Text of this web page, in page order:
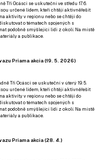
Tři Ocásci se uskuteční ve středu 17. 6.
jsou určené lidem, kteří chtějí aktivněřešit
aktivity v regionu nebo se chtějí do
o tématech spojených s
podobně smýšlející lidi z okolí. Na místě
a publikace.
Priama akcia (19. 5. 2026)
Tři Ocásci se uskuteční v úterý 19. 5.
jsou určené lidem, kteří chtějí aktivněřešit
aktivity v regionu nebo se chtějí do
o tématech spojených s
podobně smýšlející lidi z okolí. Na místě
a publikace.
Priama akcia (28. 4.)